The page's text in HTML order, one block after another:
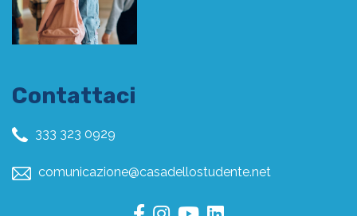
Contattaci
333 323 0929
comunicazione@casadellostudente.net